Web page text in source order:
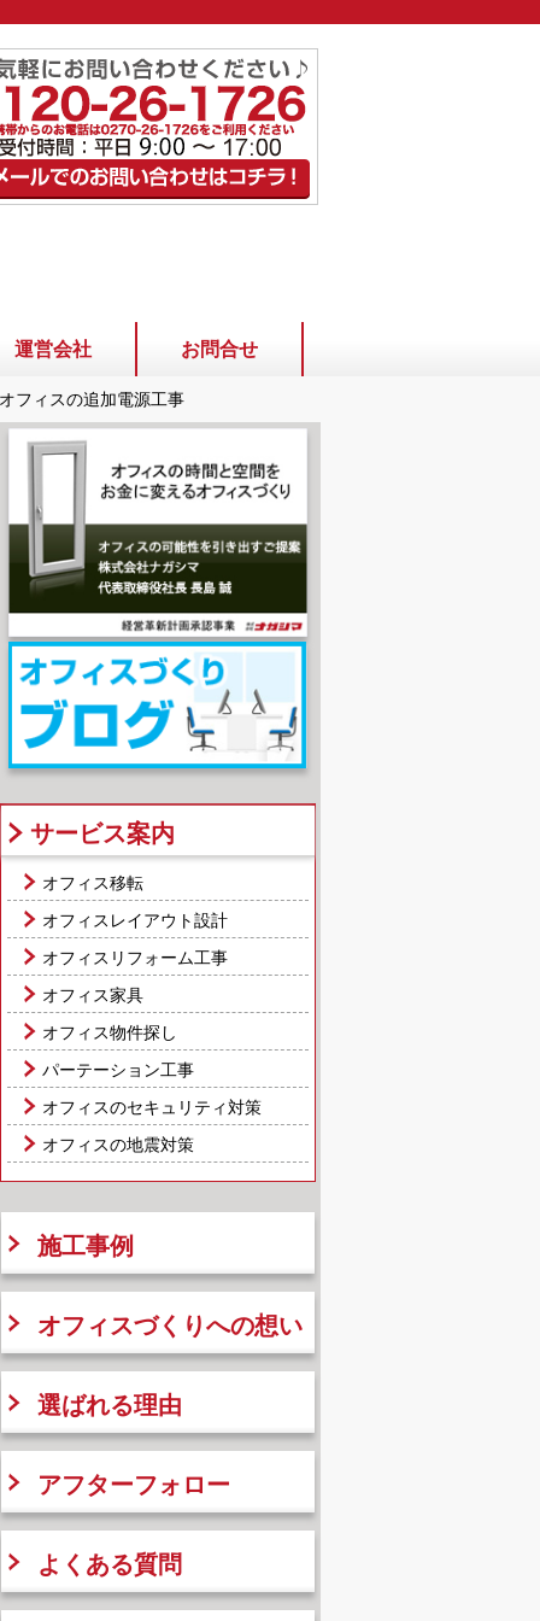
運営会社 お問合せ
フィスの追加電源工事
サービス案内
オフィス移転
オフィスレイアウト設計
オフィスリフォーム工事
オフィス家具
オフィス物件探し
パーテーション工事
オフィスのセキュリティ対策
オフィスの地震対策
施工事例
オフィスづくりへの想い
選ばれる理由
アフターフォロー
よくある質問